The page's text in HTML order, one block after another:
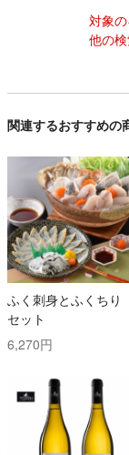
対象
他の
関連するおすすめの
ふく刺身とふくちり
セット
6,270円